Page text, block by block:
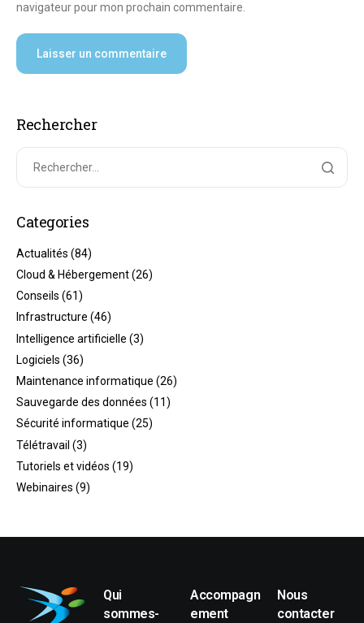
navigateur pour mon prochain commentaire.
Rechercher
Categories
Actualités (84)
Cloud & Hébergement(26)
Conseils (61)
Infrastructure (46)
Intelligence artificielle (3)
Logiciels (36)
Maintenance informatique (26)
Sauvegarde des données (11)
Sécurité informatique (25)
Télétravail (3)
Tutoriels et vidéos (19)
Webinaires (9)
Qui
sommes-
Accompagn
ement
Nous
contacter